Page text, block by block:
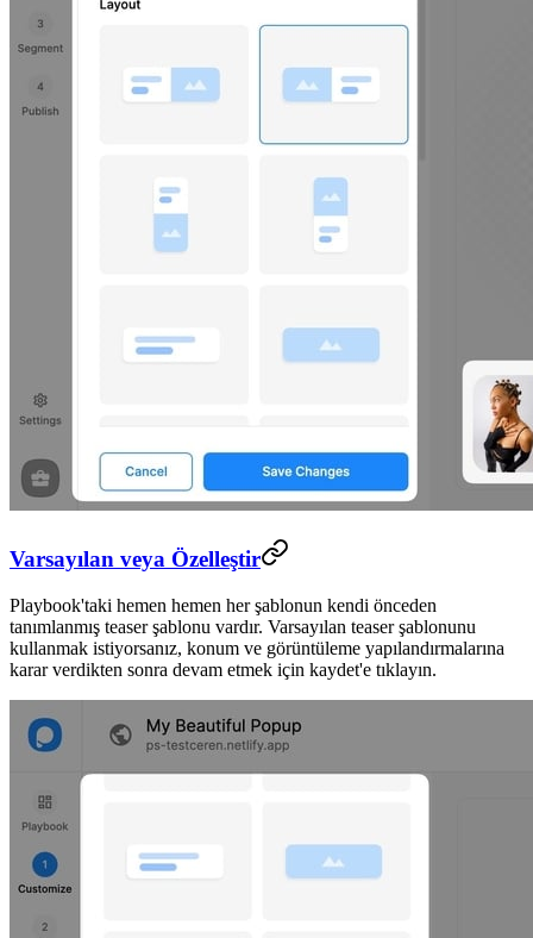
Varsayılan veya Özelleştir
Playbook'taki hemen hemen her şablonun kendi önceden
tanımlanmış teaser şablonu vardır. Varsayılan teaser şablonunu
kullanmak istiyorsanız, konum ve görüntüleme yapılandırmalarına
karar verdikten sonra devam etmek için kaydet'e tıklayın.